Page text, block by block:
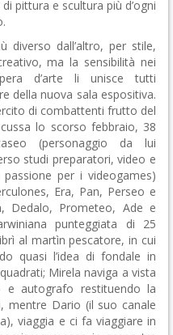
pittura e scultura più d’ogni
diverso dall’altro, per stile,
ma la sensibilità nei
d’arte li unisce tutti
della nuova sala espositiva.
di combattenti frutto del
lo scorso febbraio, 38
(personaggio da lui
studi preparatori, video e
per i videogames)
Era, Pan, Perseo e
Dedalo, Prometeo, Ade e
punteggiata di 25
al martìn pescatore, in cui
quasi l’idea di fondale in
Mirela naviga a vista
autografo restituendo la
mentre Dario (il suo canale
viaggia e ci fa viaggiare in